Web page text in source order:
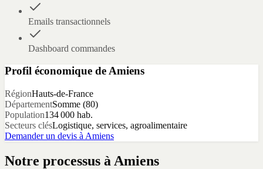
Emails transactionnels
Dashboard commandes
Profil économique deAmiens
RégionHauts-de-France
DépartementSomme (80)
Population134 000 hab.
Secteurs clésLogistique, services, agroalimentaire
Demander un devis à Amiens
Notre processus à Amiens